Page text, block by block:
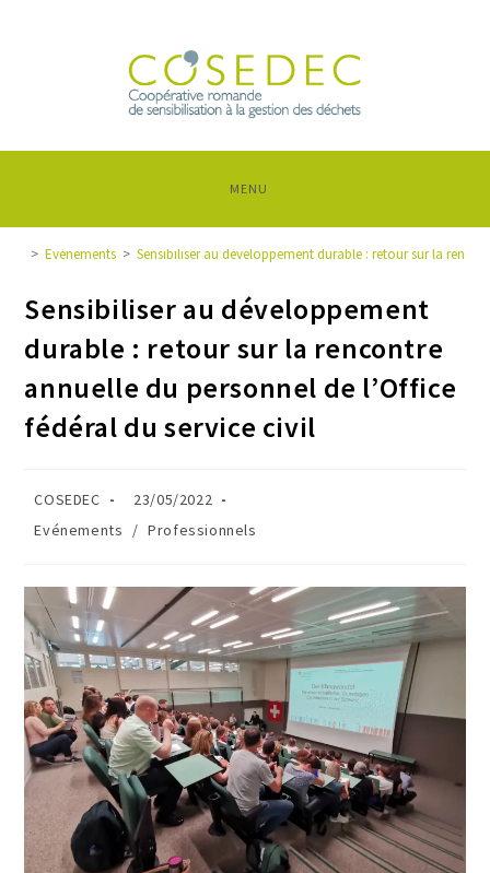
MENU
> Evénements > Sensibiliser au développement durable : retour sur la
Sensibiliser au développement
durable : retour sur la rencontre
annuelle du personnel de l’Office
fédéral du service civil
COSEDEC
23/05/2022
Evénements
/ Professionnels